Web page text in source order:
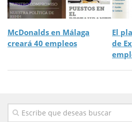
McDonalds en Málaga
creará 40 empleos
El
de